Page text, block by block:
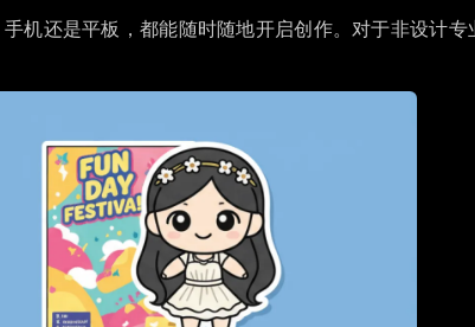
还是平板，都能随时随地开启创作。对于非设计专